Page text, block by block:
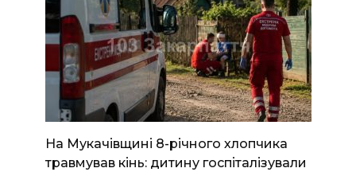
На Мукачівщині 8-річного хлопчика
травмував кінь: дитину госпіталізували